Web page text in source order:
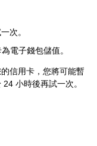
次。
電子錢包儲值。
信用卡，您將可能暫
小時後再試一次。